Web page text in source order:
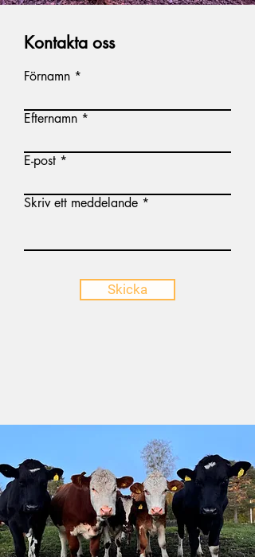
Kontakta oss
Förnamn
Efternamn
E-post
Skriv ett meddelande
Skicka